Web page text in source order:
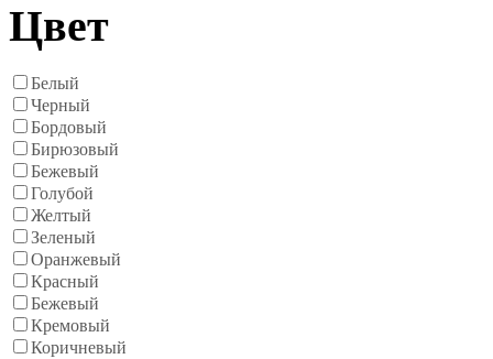
Цвет
Белый
Черный
Бордовый
Бирюзовый
Бежевый
Голубой
Желтый
Зеленый
Оранжевый
Красный
Бежевый
Кремовый
Коричневый